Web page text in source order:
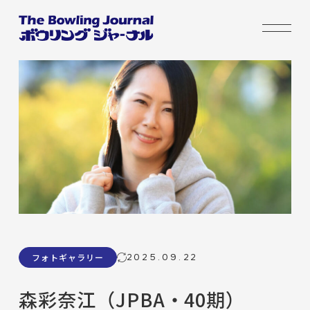
フォトギャラリー 2025.09.22
森彩奈江（JPBA・40期）